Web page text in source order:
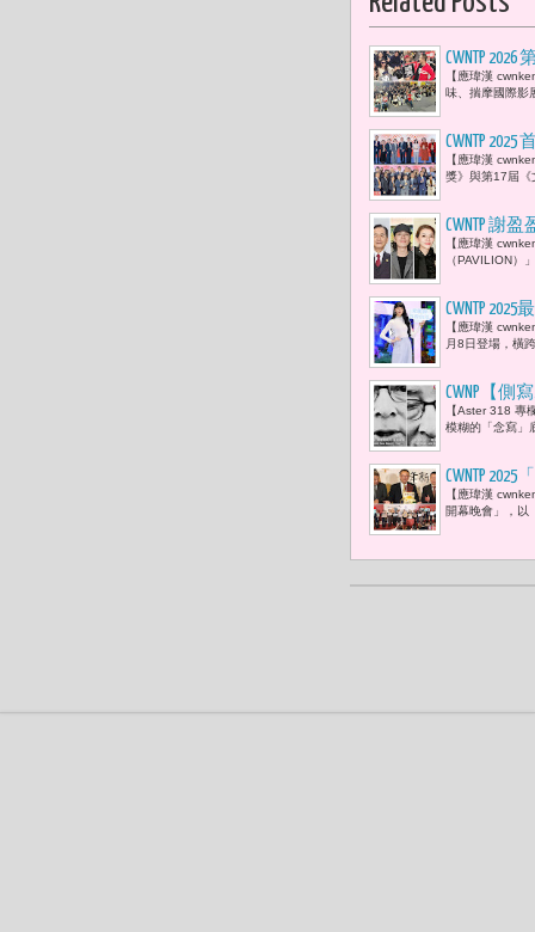
CWNTP
戴立忍、
【應瑋漢
味、揣摩國際影
CWNTP
看見更柔
【應瑋漢
獎》與第17屆
CWNTP 謝
方。」王
【應瑋漢
（PAVILION）
CWNTP
敢愛麗絲
【應瑋漢
月8日登場，橫
CWNP【側
（Tony
【Aster 318 專
模糊的「念寫」
CWNTP
發展永不
【應瑋漢
開幕晚會」，以